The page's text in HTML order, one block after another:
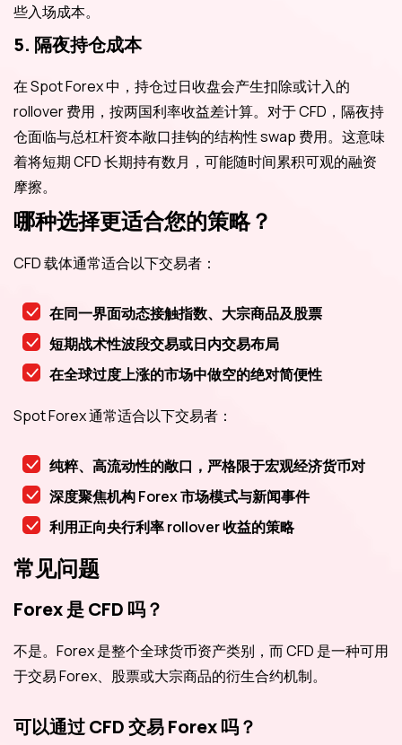
些入场成本。
5. 隔夜持仓成本
在 Spot Forex 中，持仓过日收盘会产生扣除或计入的
rollover 费用，按两国利率收益差计算。对于 CFD，隔夜持
仓面临与总杠杆资本敞口挂钩的结构性 swap 费用。这意味
着将短期 CFD 长期持有数月，可能随时间累积可观的融资
摩擦。
哪种选择更适合您的策略？
CFD 载体通常适合以下交易者：
在同一界面动态接触指数、大宗商品及股票
短期战术性波段交易或日内交易布局
在全球过度上涨的市场中做空的绝对简便性
Spot Forex 通常适合以下交易者：
纯粹、高流动性的敞口，严格限于宏观经济货币对
深度聚焦机构 Forex 市场模式与新闻事件
利用正向央行利率 rollover 收益的策略
常见问题
Forex 是 CFD 吗？
不是。Forex 是整个全球货币资产类别，而 CFD 是一种可用
于交易 Forex、股票或大宗商品的衍生合约机制。
可以通过 CFD 交易 Forex 吗？